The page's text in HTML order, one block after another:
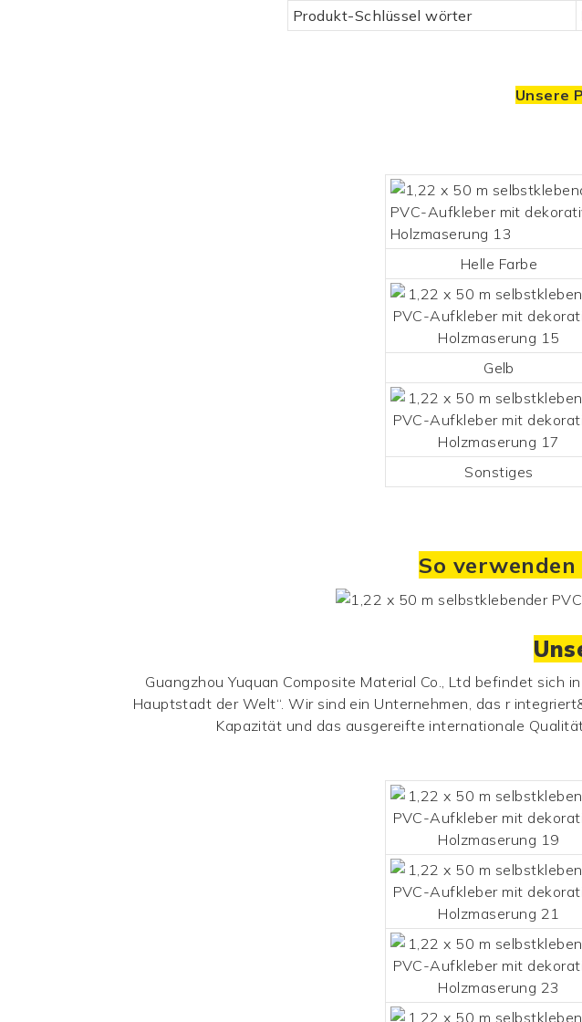
Produkt-Schlüssel wörter
Unsere
Helle Farbe
Gelb
Sonstiges
So
Guangzhou Yuquan Composite Material Co., Ltd befindet sich
Hauptstadt der Welt“. Wir sind ein Unternehmen, das r
Kapazität und das ausgereifte internationale